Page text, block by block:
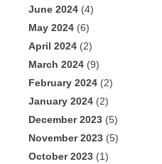
June 2024 (4)
May 2024 (6)
April 2024 (2)
March 2024 (9)
February 2024 (2)
January 2024 (2)
December 2023 (5)
November 2023 (5)
October 2023 (1)